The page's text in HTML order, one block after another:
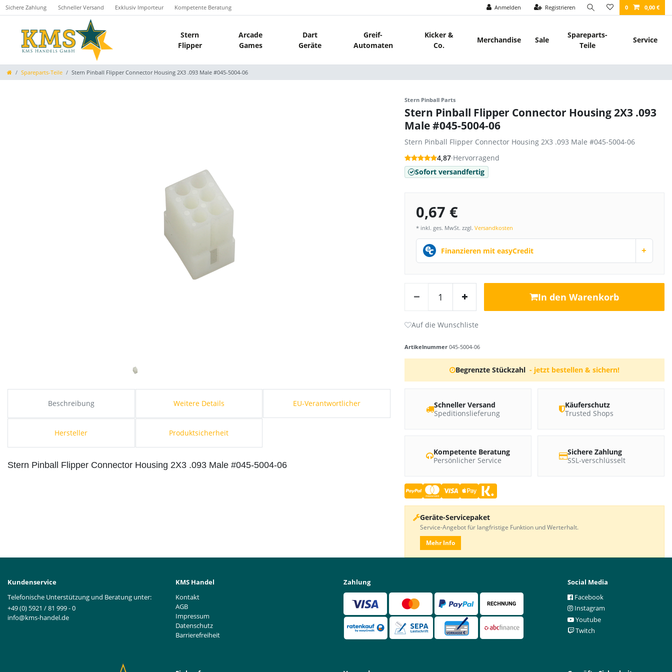
Sichere Zahlung Schneller Versand Exklusiv Importeur Kompetente Beratung Anmelden Registrieren 0 0,00 €
Stern
Flipper
Arcade
Games
Dart
Geräte
Greif-
Automaten
Kicker &
Co.
Merchandise Sale
Spareparts-
Teile
Service
Spareparts-Teile Stern Pinball Flipper Connector Housing 2X3 .093 Male #045-5004-06
Beschreibung Weitere Details EU-Verantwortlicher
Hersteller Produktsicherheit
Stern Pinball Flipper Connector Housing 2X3 .093 Male #045-5004-06
Stern Pinball Parts
Stern Pinball Flipper Connector Housing 2X3 .093
Male #045-5004-06
Stern Pinball Flipper Connector Housing 2X3 .093 Male #045-5004-06
4,87·Hervorragend
Sofort versandfertig
0,67 €
* inkl. ges. MwSt. zzgl.Versandkosten
Finanzieren mit easyCredit +
In den Warenkorb
Artikelnummer 045-5004-06
Begrenzte Stückzahl - jetzt bestellen & sichern!
Schneller Versand
Speditionslieferung
Käuferschutz
Trusted Shops
Kompetente Beratung
Persönlicher Service
Sichere Zahlung
SSL-verschlüsselt
Geräte-Servicepaket
Service-Angebot für langfristige Funktion und Werterhalt.
Mehr Info
Kundenservice
Telefonische Unterstützung und Beratung unter:
+49 (0) 5921 / 81 999 - 0
info@kms-handel.de
KMS Handel
Kontakt
AGB
Impressum
Datenschutz
Barrierefreiheit
Zahlung
Social Media
Facebook
Instagram
Youtube
Twitch